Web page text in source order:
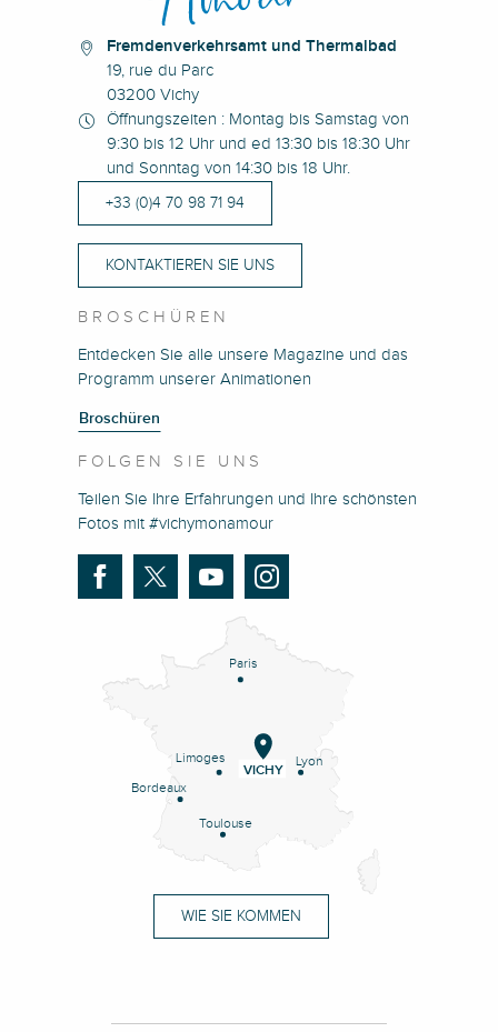
Fremdenverkehrsamt und Thermalbad
19, rue du Parc
03200 Vichy
Öffnungszeiten : Montag bis Samstag von
9:30 bis 12 Uhr und ed 13:30 bis 18:30 Uhr
und Sonntag von 14:30 bis 18 Uhr.
+33 (0)4 70 98 71 94
KONTAKTIEREN SIE UNS
BROSCHÜREN
Entdecken Sie alle unsere Magazine und das
Programm unserer Animationen
Broschüren
FOLGEN SIE UNS
Teilen Sie Ihre Erfahrungen und Ihre schönsten
Fotos mit #vichymonamour
Paris
Lyon
Limoges
Bordeaux
Toulouse
VICHY
WIE SIE KOMMEN